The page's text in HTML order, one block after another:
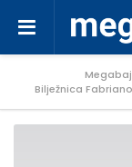
Bilježnica